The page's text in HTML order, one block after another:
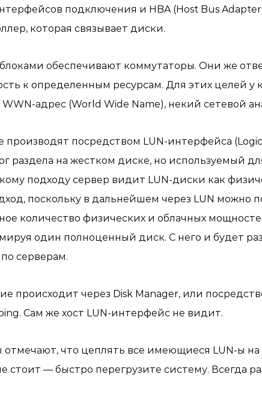
подключения и HBA (Host Bus
которая связывает диски.
обеспечивают коммутаторы. Они же
к определенным ресурсам. Для этих целей у
адрес (World Wide Name), некий сетевой
производят посредством LUN-интерфейса
раздела на жестком диске, но используемый
подходу сервер видит LUN-диски как
поскольку в дальнейшем через LUN можно
количество физических и облачных
один полноценный диск. С него и будет
серверам.
происходит через Disk Manager, или
Сам же хост LUN-интерфейс не видит.
отмечают, что цеплять все имеющиеся LUN-ы
стоит — быстро перегрузите систему. Всегда